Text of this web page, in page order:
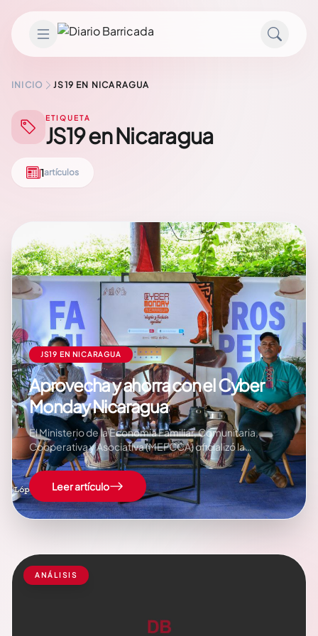
INICIO JS19 EN NICARAGUA
ETIQUETA
JS19 en Nicaragua
1artículos
JS19 EN NICARAGUA
Aprovecha y ahorra con el Cyber
Monday Nicaragua
El Ministerio de la Economía Familiar, Comunitaria,
Cooperativa y Asociativa (MEFCCA) oficializó la
convocatoria para todos los emprendedores nacionales
que deseen participar en la octava edición del Cyber
Monday Nicaragua. Este evento se efectuará bajo el
lema «Alegría Tradición Agostina», el próximo 8 de
agosto. Sandra…
Leer artículo
ANÁLISIS